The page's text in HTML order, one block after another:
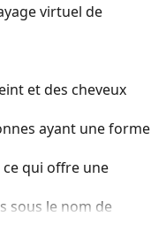
virtuel de
et des cheveux
ayant une forme
qui offre une
sous le nom de